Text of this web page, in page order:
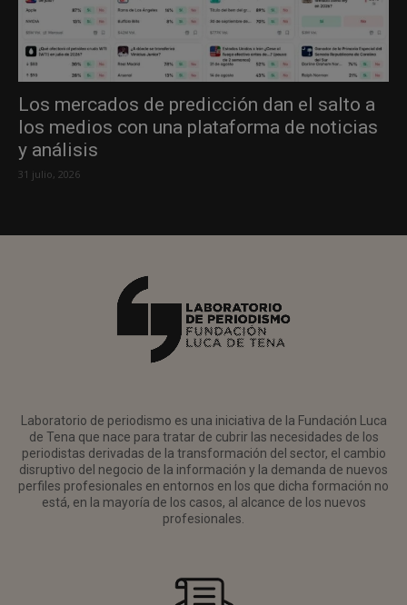
Los mercados de predicción dan el salto a
los medios con una plataforma de noticias
y análisis
31 julio, 2026
Laboratorio de periodismo es una iniciativa de la Fundación Luca
de Tena que nace para tratar de cubrir las necesidades de los
periodistas derivadas de la transformación del sector, el cambio
disruptivo del negocio de la información y la demanda de nuevos
perfiles profesionales en entornos en los que dicha formación no
está, en la mayoría de los casos, al alcance de los nuevos
profesionales.